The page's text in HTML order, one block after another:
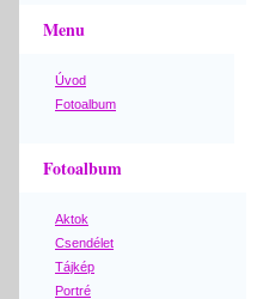
Menu
Úvod
Fotoalbum
Fotoalbum
Aktok
Csendélet
Tájkép
Portré